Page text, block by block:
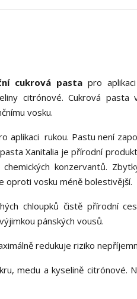
cukrová pastapro
citrónové. Cukrová
vosku.
aplikaci rukou. Pastu není
Xanitalia je přírodní
konzervantů.
oproti vosku méně bolestivější.
chloupků čistě přírodní
pánských vousů.
redukuje riziko
medu a kyselině citrónové.